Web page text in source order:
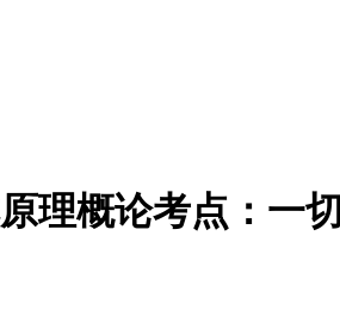
理概论考点：一